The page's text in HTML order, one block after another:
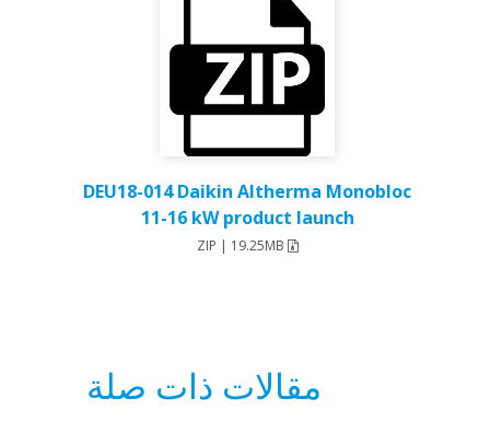
DEU18-014 Daikin Altherma Monobloc
11-16 kW product launch
مقالات ذات صلة